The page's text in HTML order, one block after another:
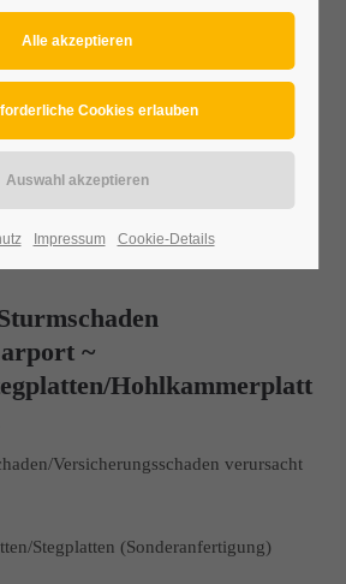
~
Hohlkammerplatt
Versicherungsschaden verursacht
Stegplatten (Sonderanfertigung)
Impressum Cookie-Details